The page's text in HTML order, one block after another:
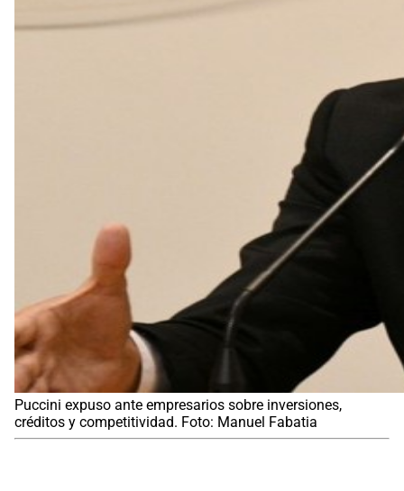
Puccini expuso ante empresarios sobre inversiones,
créditos y competitividad. Foto: Manuel Fabatia